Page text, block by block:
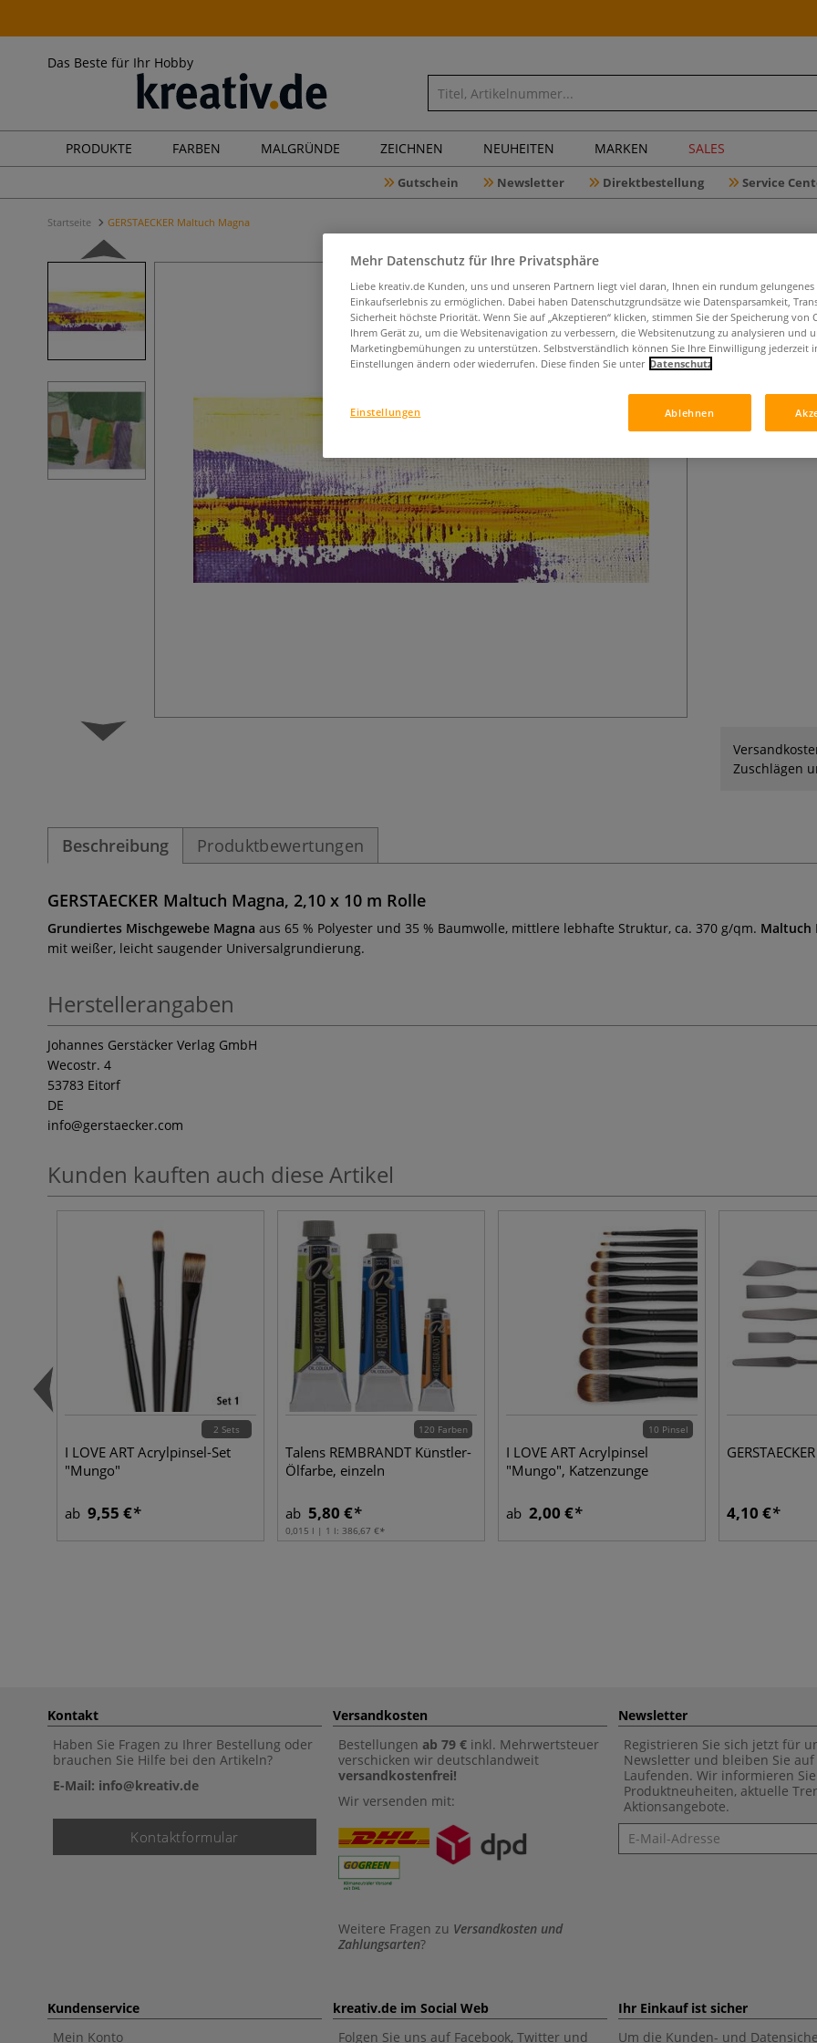
Das Beste für Ihr Hobby
PRODUKTE FARBEN MALGRÜNDE ZEICHNEN NEUHEITEN MARKEN SALES
Gutschein Newsletter Direktbestellung Service
Startseite GERSTAECKER Maltuch Magna
Grundiertes
mittlere,
Qualität mit
Zuschlägen
Beschreibung Produktbewertungen
GERSTAECKER Maltuch Magna, 2,10 x 10 m Rolle
Grundiertes Mischgewebe Magna aus 65 % Polyester und 35 % Baumwolle, mittlere lebhafte Struktur, ca. 370 g/qm. Maltuch
mit weißer, leicht saugender Universalgrundierung.
Herstellerangaben
Johannes Gerstäcker Verlag GmbH
Wecostr. 4
53783 Eitorf
DE
info@gerstaecker.com
Kunden kauften auch diese Artikel
2 Sets
I LOVE ART Acrylpinsel-Set
"Mungo"
ab 9,55 €
120 Farben
Talens REMBRANDT Künstler-
Ölfarbe, einzeln
ab 5,80 €
0,015 l | 1 l: 386,67 €
10 Pinsel
I LOVE ART Acrylpinsel
"Mungo", Katzenzunge
ab 2,00 € 4,10 €
Kontakt
Haben Sie Fragen zu Ihrer Bestellung oder
brauchen Sie Hilfe bei den Artikeln?
E-Mail: info@kreativ.de
Kontaktformular
Versandkosten
Bestellungen ab 79 € inkl. Mehrwertsteuer
verschicken wir deutschlandweit
versandkostenfrei!
Wir versenden mit:
Weitere Fragen zu Versandkosten und
Zahlungsarten?
Newsletter
Registrieren Sie sich jetzt für
Newsletter und bleiben Sie auf
Laufenden. Wir informieren
Produktneuheiten, aktuelle
Aktionsangebote.
Newsletter
Kundenservice
Mein Konto
kreativ.de im Social Web
Folgen Sie uns auf Facebook, Twitter und
Ihr Einkauf ist sicher
Um die Kunden- und
Mehr Datenschutz für Ihre Privatsphäre
Liebe kreativ.de Kunden, uns und unseren Partnern liegt viel daran, Ihnen ein rundum gelungenes
Einkaufserlebnis zu ermöglichen. Dabei haben Datenschutzgrundsätze wie Datensparsamkeit,
Sicherheit höchste Priorität. Wenn Sie auf „Akzeptieren“ klicken, stimmen Sie der Speicherung von
Ihrem Gerät zu, um die Websitenavigation zu verbessern, die Websitenutzung zu analysieren und
Marketingbemühungen zu unterstützen. Selbstverständlich können Sie Ihre Einwilligung jederzeit
Einstellungen ändern oder wiederrufen. Diese finden Sie unter Datenschutz
Ablehnen
Einstellungen